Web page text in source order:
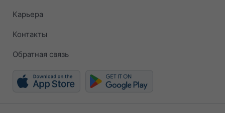
Карьера
Контакты
Обратная связь